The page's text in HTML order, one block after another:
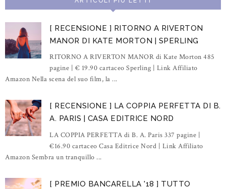
[ RECENSIONE ] RITORNO A RIVERTON
MANOR DI KATE MORTON | SPERLING
RITORNO A RIVERTON MANOR di Kate Morton 485
pagine | € 19.90 cartaceo Sperling | Link Affiliato
Amazon Nella scena del suo film, la ...
[ RECENSIONE ] LA COPPIA PERFETTA DI B.
A. PARIS | CASA EDITRICE NORD
LA COPPIA PERFETTA di B. A. Paris 337 pagine |
€16.90 cartaceo Casa Editrice Nord | Link Affiliato
Amazon Sembra un tranquillo ...
[ PREMIO BANCARELLA '18 ] TUTTO